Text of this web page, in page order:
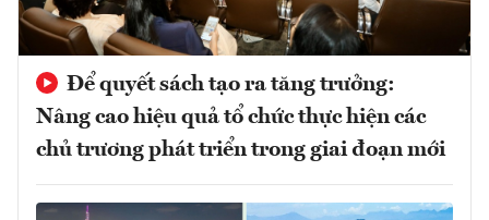
Để quyết sách tạo ra tăng trưởng:
Nâng cao hiệu quả tổ chức thực hiện các
chủ trương phát triển trong giai đoạn mới